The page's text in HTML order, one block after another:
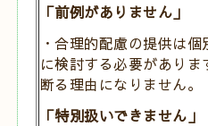
「前例がありません」
・合理的配慮の提供は
に検討する必要がありま
断る理由になりません。
「特別扱いできません」